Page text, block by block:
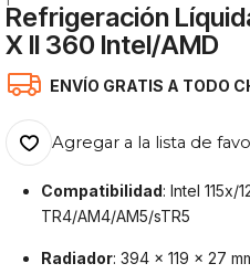
Refrigeración
X II 360 Intel/AMD
ENVÍO GRATIS A TODO
Agregar a la lista de
Compatibilidad: Intel 115x/
TR4/AM4/AM5/sTR5
Radiador: 394 x 119 x 27